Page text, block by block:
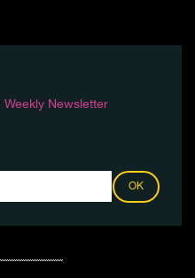
Weekly Newsletter
OK